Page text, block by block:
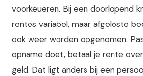
voorkeueren. Bij een doorlopend
rentes variabel, maar afgeloste
ook weer worden opgenomen.
opname doet, betaal je rente
geld. Dat ligt anders bij een